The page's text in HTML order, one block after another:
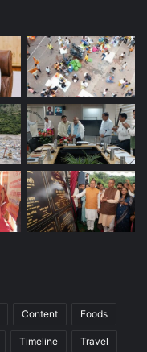
Content Foods
Timeline Travel